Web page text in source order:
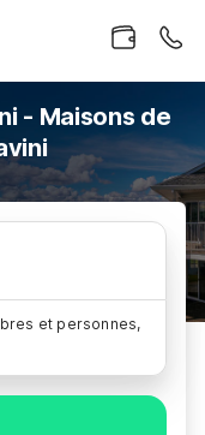
- Maisons de
et personnes,